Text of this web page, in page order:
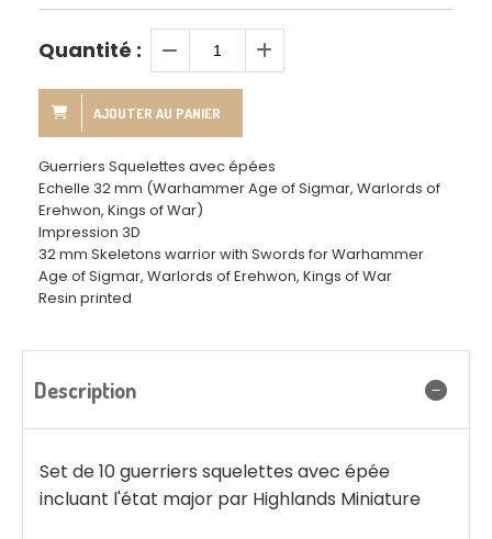
Quantité :
AJOUTER AU PANIER
Guerriers Squelettes avec épées
Echelle 32 mm (Warhammer Age of Sigmar, Warlords of
Erehwon, Kings of War)
Impression 3D
32 mm Skeletons warrior with Swords for Warhammer
Age of Sigmar, Warlords of Erehwon, Kings of War
Resin printed
Description
Set de 10 guerriers squelettes avec épée
incluant l'état major par Highlands Miniature